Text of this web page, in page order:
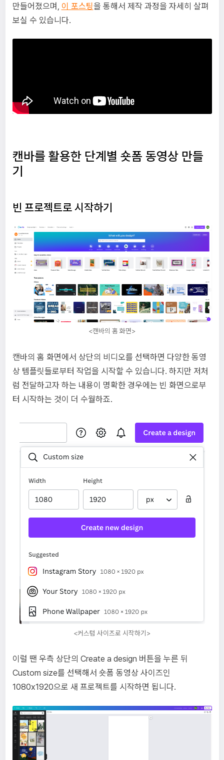
만들어졌으며, 이 포스팅을 통해서 제작 과정을 자세히 살펴
보실 수 있습니다.
캔바를 활용한 단계별 숏폼 동영상 만들
기
빈 프로젝트로 시작하기
<캔바의 홈 화면>
캔바의 홈 화면에서 상단의 비디오를 선택하면 다양한 동영
상 템플릿들로부터 작업을 시작할 수 있습니다. 하지만 저처
럼 전달하고자 하는 내용이 명확한 경우에는 빈 화면으로부
터 시작하는 것이 더 수월하죠.
<커스텀 사이즈로 시작하기>
이럴 땐 우측 상단의 Create a design 버튼을 누른 뒤
Custom size를 선택해서 숏폼 동영상 사이즈인
1080x1920으로 새 프로젝트를 시작하면 됩니다.